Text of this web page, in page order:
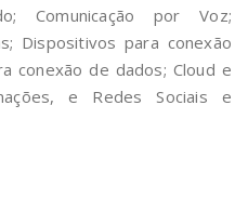
Comunicação por Voz;
Dispositivos para conexão
conexão de dados; Cloud e
e Redes Sociais e